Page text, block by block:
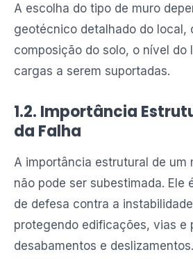
A escolha do tipo de muro
geotécnico detalhado do local,
composição do solo, o nível do
cargas a serem suportadas.
1.2. Importância
da Falha
A importância estrutural de um
não pode ser subestimada. Ele
de defesa contra a
protegendo edificações, vias e
desabamentos e